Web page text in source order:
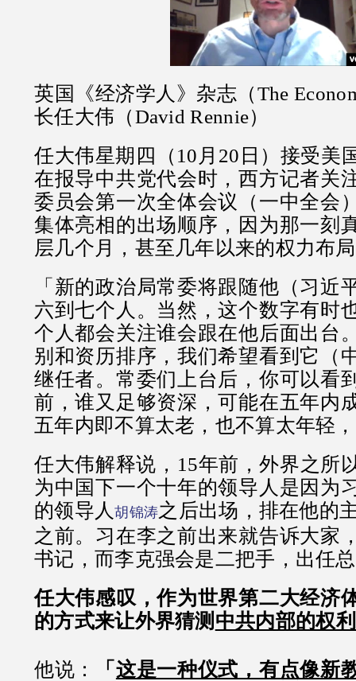
英国《经济学人》杂志（The
长任大伟（David Rennie）
任大伟星期四（10月20日）接受美
在报导中共党代会时，西方记者关
委员会第一次全体会议（一中全会
集体亮相的出场顺序，因为那一刻
层几个月，甚至几年以来的权力布
「新的政治局常委将跟随他（习近
六到七个人。当然，这个数字有时
个人都会关注谁会跟在他后面出台
别和资历排序，我们希望看到它（
继任者。常委们上台后，你可以看
前，谁又足够资深，可能在五年内
五年内即不算太老，也不算太年轻
任大伟解释说，15年前，外界之所
为中国下一个十年的领导人是因为
的领导人胡锦涛之后出场，排在他的
之前。习在李之前出来就告诉大家
书记，而李克强会是二把手，出任
任大伟感叹，作为世界第二大经济
的方式来让外界猜测 中共内部的权
他说： 「 这是一种仪式，有点像新